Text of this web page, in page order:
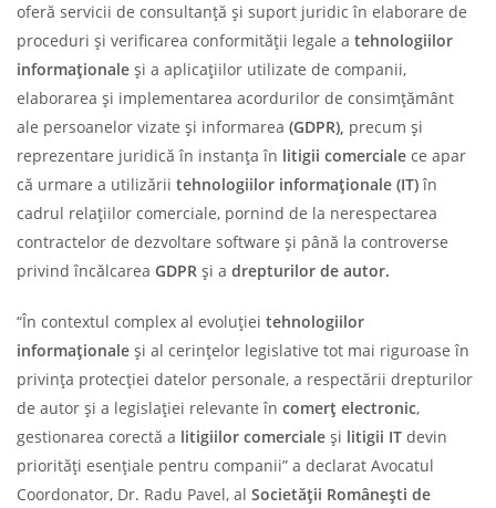
oferă servicii de consultanță și suport juridic în elaborare de
proceduri și verificarea conformității legale a tehnologiilor
informaționale și a aplicațiilor utilizate de companii,
elaborarea și implementarea acordurilor de consimțământ
ale persoanelor vizate și informarea (GDPR), precum și
reprezentare juridică în instanța în litigii comerciale ce apar
că urmare a utilizării tehnologiilor informaționale (IT)în
cadrul relațiilor comerciale, pornind de la nerespectarea
contractelor de dezvoltare software și până la controverse
privind încălcarea GDPR și a drepturilor de autor.
“În contextul complex al evoluției tehnologiilor
informaționale și al cerințelor legislative tot mai riguroase în
privința protecției datelor personale, a respectării drepturilor
de autor și a legislației relevante în comerț electronic,
gestionarea corectă a litigiilor comerciale și litigii IT devin
priorități esențiale pentru companii” a declarat Avocatul
Coordonator, Dr. Radu Pavel, al Societății Românești de